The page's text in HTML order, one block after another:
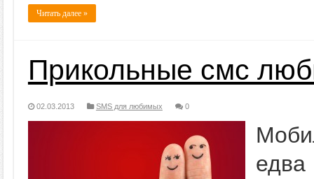
Читать далее »
Прикольные смс
02.03.2013 SMS для любимых 0